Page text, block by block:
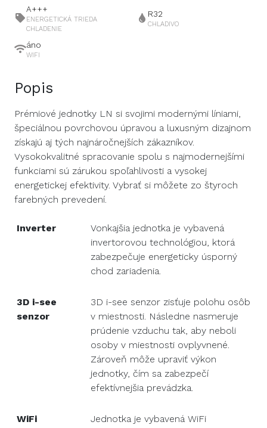
A+++
ENERGETICKÁ TRIEDA
CHLADENIE
R32
CHLADIVO
áno
WIFI
Popis
Prémiové jednotky LN si svojimi modernými líniami,
špeciálnou povrchovou úpravou a luxusným dizajnom
získajú aj tých najnáročnejších zákazníkov.
Vysokokvalitné spracovanie spolu s najmodernejšími
funkciami sú zárukou spoľahlivosti a vysokej
energetickej efektivity. Vybrať si môžete zo štyroch
farebných prevedení.
Inverter
Vonkajšia jednotka je vybavená
invertorovou technológiou, ktorá
zabezpečuje energeticky úsporný
chod zariadenia.
3D i-see
senzor
3D i-see senzor zisťuje polohu osôb
v miestnosti. Následne nasmeruje
prúdenie vzduchu tak, aby neboli
osoby v miestnosti ovplyvnené.
Zároveň môže upraviť výkon
jednotky, čím sa zabezpečí
efektívnejšia prevádzka.
WiFi
Jednotka je vybavená WiFi